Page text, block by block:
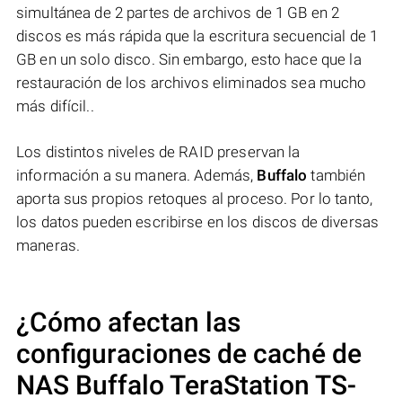
simultánea de 2 partes de archivos de 1 GB en 2
discos es más rápida que la escritura secuencial de 1
GB en un solo disco. Sin embargo, esto hace que la
restauración de los archivos eliminados sea mucho
más difícil..
Los distintos niveles de RAID preservan la
información a su manera. Además, Buffalo también
aporta sus propios retoques al proceso. Por lo tanto,
los datos pueden escribirse en los discos de diversas
maneras.
¿Cómo afectan las
configuraciones de caché de
NAS Buffalo TeraStation TS-